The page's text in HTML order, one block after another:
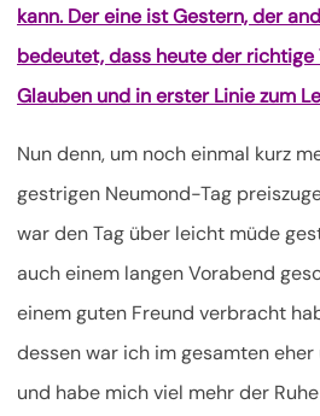
kann. Der eine ist Gestern, der
bedeutet, dass heute der richtige
Glauben und in erster Linie zum
Nun denn, um noch einmal kurz
gestrigen Neumond-Tag
war den Tag über leicht müde
auch einem langen Vorabend
einem guten Freund verbracht
dessen war ich im gesamten
und habe mich viel mehr der